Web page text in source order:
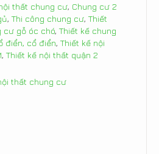
thất chung cư, Chung cư 2
, Thi công chung cư, Thiết
cư gỗ óc chó, Thiết kế chung
điển, cổ điển, Thiết kế nội
, Thiết kế nội thất quận 2
thất chung cư